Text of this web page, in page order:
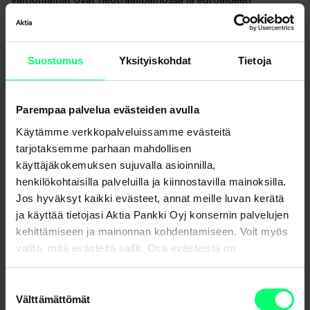
Suostumus Yksityiskohdat Tietoja
Parempaa palvelua evästeiden avulla
Käytämme verkkopalveluissamme evästeitä
tarjotaksemme parhaan mahdollisen
käyttäjäkokemuksen sujuvalla asioinnilla,
henkilökohtaisilla palveluilla ja kiinnostavilla mainoksilla.
Jos hyväksyt kaikki evästeet, annat meille luvan kerätä
ja käyttää tietojasi Aktia Pankki Oyj konsernin palvelujen
kehittämiseen ja mainonnan kohdentamiseen. Voit myös
valita, mitä evästeitä sallit. Osa evästeistä on
sivustojemme luotettavan ja turvallisen toiminnan
valinta
Välttämättömät
valtionlainat isossa alipainossa.
Markkinakatsauksen on kirjoittanut Aktian
allokaatiojohtaja
Patrik Moring.
Aktia Pankki Oyj (”Aktia”) on tuottanut tämän katsauksen
sijoittajien käyttöön. Informaatio on koottu julkisista
lähteistä, joita Aktia pitää luotettavina. Aktia ei kuitenkaan
vastaa sisällön oikeellisuudesta tai täydellisyydestä. Tämä
katsaus on tarkoitettu yhtenä monista apuvälineistä
avustamaan sijoittajan päätöksentekoa, mutta sijoittajan
tekemä sijoituspäätös on viime kädessä hänen omansa ja
sen tulee perustua sijoittajan riittävinä pitämiin tietoihin ja
nopeasti tapahtuvat muutokset ja niiden vaikutukset tämän